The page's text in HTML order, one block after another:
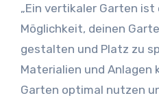
„Ein vertikaler Garten
Möglichkeit, deinen
gestalten und Platz zu
Materialien und Anlagen
Garten optimal nutzen